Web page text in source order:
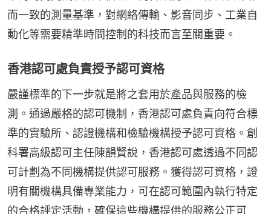
而一致的測量基準，對網絡傳輸、影音同步、工業自
動化等需要精準時間控制的科技而言至關重要。
香港認可處負責授予認可資格
嚴謹標準的下一步就是將之套用於產品與服務的檢
測。通過嚴格的認可機制，香港認可處負責向符合標
準的實驗所、認證機構和檢驗機構授予認可資格。創
科署高級認可主任陳韻賢說，香港認可處透過不同認
可計劃為不同機構提供認可服務。獲得認可資格，證
明有關機構具備專業能力，可在認可範圍內執行特定
的合格評定活動，確保這些機構提供的服務公正可